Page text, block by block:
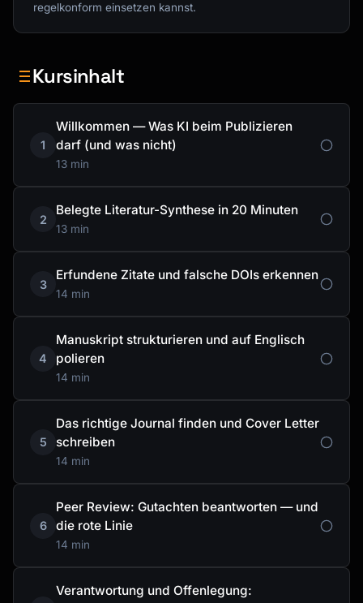
regelkonform einsetzen kannst.
Kursinhalt
1
Willkommen — Was KI beim Publizieren
darf (und was nicht)
13 min
2
Belegte Literatur-Synthese in 20 Minuten
13 min
3
Erfundene Zitate und falsche DOIs erkennen
14 min
4
Manuskript strukturieren und auf Englisch
polieren
14 min
5
Das richtige Journal finden und Cover Letter
schreiben
14 min
6
Peer Review: Gutachten beantworten — und
die rote Linie
14 min
Verantwortung und Offenlegung: